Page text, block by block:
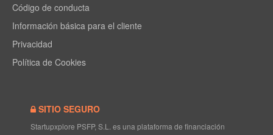
Código de conducta
Información básica para el cliente
Privacidad
Política de Cookies
SITIO SEGURO
Startupxplore PSFP, S.L. es una plataforma de financiación